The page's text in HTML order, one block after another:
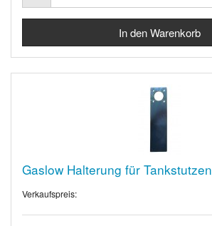
Gaslow Halterung für Tankstutzen
Verkaufspreis: